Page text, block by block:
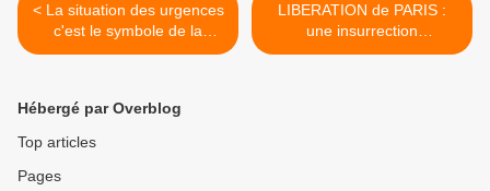
< La situation des urgences
c'est le symbole de la
politique de casse de
LIBERATION de PARIS :
une insurrection
POPULAIRE d'abord ! >
Hébergé par Overblog
Top articles
Pages